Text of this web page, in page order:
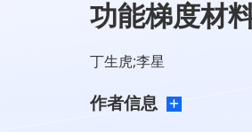
功能梯度材
丁生虎;李星
作者信息